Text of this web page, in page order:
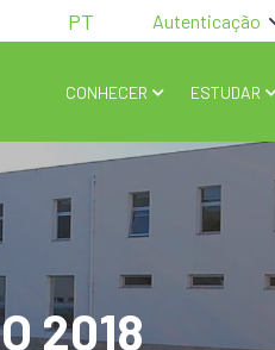
PT Autenticação
CONHECER ESTUDAR
2018